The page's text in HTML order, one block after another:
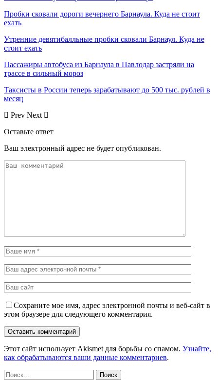
Пробки сковали дороги вечернего Барнаула. Куда не стоит
ехать
Утренние девятибалльные пробки сковали Барнаул. Куда не
стоит ехать
Пассажиры автобуса из Барнаула в Павлодар застряли на
трассе в сильный мороз
Таксисты в России теперь зарабатывают до 500 тыс. рублей в
месяц
Prev Next
Оставьте ответ
Ваш электронный адрес не будет опубликован.
Сохраните мое имя, адрес электронной почты и веб-сайт в
этом браузере для следующего комментария.
Этот сайт использует Akismet для борьбы со спамом. Узнайте,
как обрабатываются ваши данные комментариев.